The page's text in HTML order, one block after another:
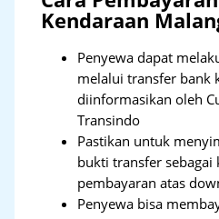
Kendaraan
Penyewa dapat
melalui transfer bank
diinformasikan oleh
Transindo
Pastikan untuk
bukti transfer sebagai
pembayaran atas
Penyewa bisa